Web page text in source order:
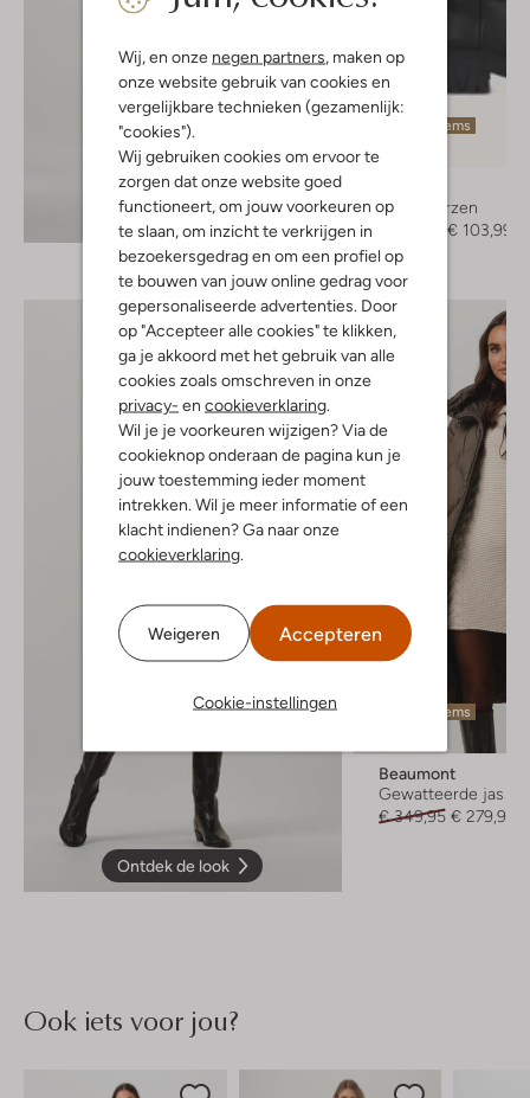
Wij, en onze negen partners, maken op
onze website gebruik van cookies en
vergelijkbare technieken (gezamenlijk:
"cookies").
Wij gebruiken cookies om ervoor te
zorgen dat onze website goed
functioneert, om jouw voorkeuren op
te slaan, om inzicht te verkrijgen in
bezoekersgedrag en om een profiel op
te bouwen van jouw online gedrag voor
gepersonaliseerde advertenties. Door
op "Accepteer alle cookies" te klikken,
ga je akkoord met het gebruik van alle
cookies zoals omschreven in onze
privacy- en cookieverklaring.
Wil je je voorkeuren wijzigen? Via de
cookieknop onderaan de pagina kun je
jouw toestemming ieder moment
intrekken. Wil je meer informatie of een
klacht indienen? Ga naar onze
cookieverklaring.
Weigeren Accepteren
Cookie-instellingen
Ontdek de look
Laatste items
Hoge laarzen
€ 103,99
Ontdek de look
Laatste items
Beaumont
Gewatteerde jas
€ 349,95 € 279,99
Ook iets voor jou?